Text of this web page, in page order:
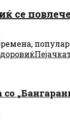
се
Пејачка